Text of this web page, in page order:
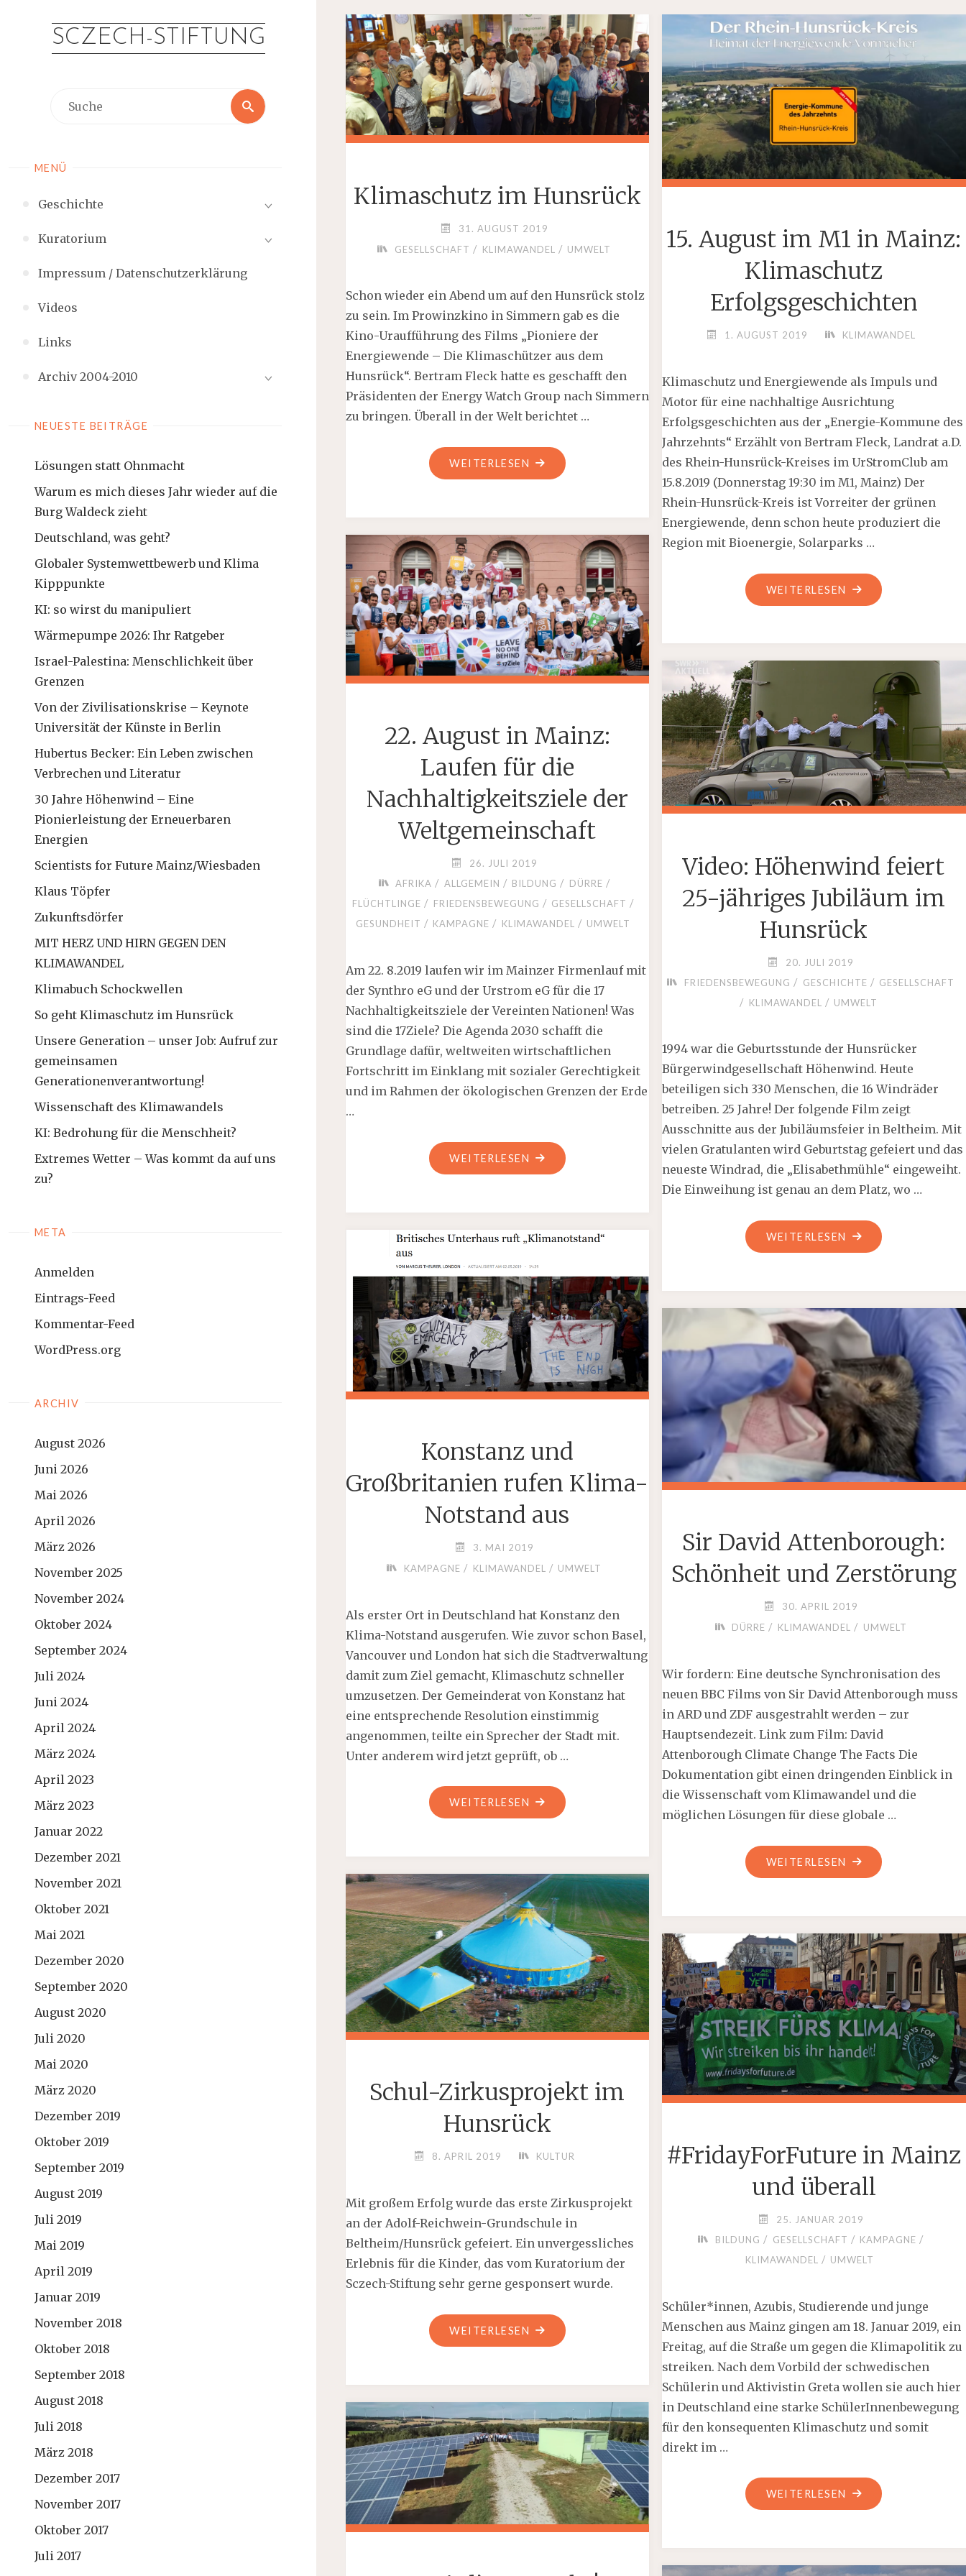
springenSCZECH-STIFTUNG
Suche
Suche
MENÜ
Geschichte
Kuratorium
Impressum / Datenschutzerklärung
Videos
Links
Archiv 2004-2010
NEUESTE BEITRÄGE
Lösungen statt Ohnmacht
Warum es mich dieses Jahr wieder auf die
Burg Waldeck zieht
Deutschland, was geht?
Globaler Systemwettbewerb und Klima
Kipppunkte
KI: so wirst du manipuliert
Wärmepumpe 2026: Ihr Ratgeber
Israel-Palestina: Menschlichkeit über
Grenzen
Von der Zivilisationskrise – Keynote
Universität der Künste in Berlin
Hubertus Becker: Ein Leben zwischen
Verbrechen und Literatur
30 Jahre Höhenwind – Eine
Pionierleistung der Erneuerbaren
Energien
Scientists for Future Mainz/Wiesbaden
Klaus Töpfer
Zukunftsdörfer
MIT HERZ UND HIRN GEGEN DEN
KLIMAWANDEL
Klimabuch Schockwellen
So geht Klimaschutz im Hunsrück
Unsere Generation – unser Job: Aufruf zur
gemeinsamen
Generationenverantwortung!
Wissenschaft des Klimawandels
KI: Bedrohung für die Menschheit?
Extremes Wetter – Was kommt da auf uns
zu?
META
Anmelden
Eintrags-Feed
Kommentar-Feed
WordPress.org
ARCHIV
August 2026
Juni 2026
Mai 2026
April 2026
März 2026
November 2025
November 2024
Oktober 2024
September 2024
Juli 2024
Juni 2024
April 2024
März 2024
April 2023
März 2023
Januar 2022
Dezember 2021
November 2021
Oktober 2021
Mai 2021
Dezember 2020
September 2020
August 2020
Juli 2020
Mai 2020
März 2020
Dezember 2019
Oktober 2019
September 2019
August 2019
Juli 2019
Mai 2019
April 2019
Januar 2019
November 2018
Oktober 2018
September 2018
August 2018
Juli 2018
März 2018
Dezember 2017
November 2017
Oktober 2017
Juli 2017
Klimaschutz im Hunsrück
31. AUGUST 2019
GESELLSCHAFT / KLIMAWANDEL / UMWELT
Schon wieder ein Abend um auf den Hunsrück stolz
zu sein. Im Prowinzkino in Simmern gab es die
Kino-Uraufführung des Films „Pioniere der
Energiewende – Die Klimaschützer aus dem
Hunsrück“. Bertram Fleck hatte es geschafft den
Präsidenten der Energy Watch Group nach Simmern
zu bringen. Überall in der Welt berichtet …
WEITERLESEN "KLIMASCHUTZ
IM
15. August im M1 in Mainz:
Klimaschutz
Erfolgsgeschichten
1. AUGUST 2019 KLIMAWANDEL
Klimaschutz und Energiewende als Impuls und
Motor für eine nachhaltige Ausrichtung
Erfolgsgeschichten aus der „Energie-Kommune des
Jahrzehnts“ Erzählt von Bertram Fleck, Landrat a.D.
des Rhein-Hunsrück-Kreises im UrStromClub am
15.8.2019 (Donnerstag 19:30 im M1, Mainz) Der
Rhein-Hunsrück-Kreis ist Vorreiter der grünen
Energiewende, denn schon heute produziert die
Region mit Bioenergie, Solarparks …
WEITERLESEN "15.
AUGUST
MAINZ:
KLIMASCHUTZ
22. August in Mainz:
Laufen für die
Nachhaltigkeitsziele der
Weltgemeinschaft
26. JULI 2019
AFRIKA / ALLGEMEIN / BILDUNG / DÜRRE /
FLÜCHTLINGE / FRIEDENSBEWEGUNG / GESELLSCHAFT /
GESUNDHEIT / KAMPAGNE / KLIMAWANDEL / UMWELT
Am 22. 8.2019 laufen wir im Mainzer Firmenlauf mit
der Synthro eG und der Urstrom eG für die 17
Nachhaltigkeitsziele der Vereinten Nationen! Was
sind die 17Ziele? Die Agenda 2030 schafft die
Grundlage dafür, weltweiten wirtschaftlichen
Fortschritt im Einklang mit sozialer Gerechtigkeit
und im Rahmen der ökologischen Grenzen der Erde
…
WEITERLESEN "22.
AUGUST
LAUFEN
DIE
NACHHALTIGKEITSZIELE
DER
WELTGEMEINSCHAFT"
Video: Höhenwind feiert
25-jähriges Jubiläum im
Hunsrück
20. JULI 2019
FRIEDENSBEWEGUNG / GESCHICHTE / GESELLSCHAFT
/ KLIMAWANDEL / UMWELT
1994 war die Geburtsstunde der Hunsrücker
Bürgerwindgesellschaft Höhenwind. Heute
beteiligen sich 330 Menschen, die 16 Windräder
betreiben. 25 Jahre! Der folgende Film zeigt
Ausschnitte aus der Jubiläumsfeier in Beltheim. Mit
vielen Gratulanten wird Geburtstag gefeiert und das
neueste Windrad, die „Elisabethmühle“ eingeweiht.
Die Einweihung ist genau an dem Platz, wo …
WEITERLESEN "VIDEO:
HÖHENWIND
JÄHRIGES
JUBILÄUM
IM
HUNSRÜCK"
Konstanz und
Großbritanien rufen Klima-
Notstand aus
3. MAI 2019
KAMPAGNE / KLIMAWANDEL / UMWELT
Als erster Ort in Deutschland hat Konstanz den
Klima-Notstand ausgerufen. Wie zuvor schon Basel,
Vancouver und London hat sich die Stadtverwaltung
damit zum Ziel gemacht, Klimaschutz schneller
umzusetzen. Der Gemeinderat von Konstanz hat
eine entsprechende Resolution einstimmig
angenommen, teilte ein Sprecher der Stadt mit.
Unter anderem wird jetzt geprüft, ob …
WEITERLESEN "KONSTANZ
UND
LIMA-N
OTSTAND A
US"
Sir David Attenborough:
Schönheit und Zerstörung
30. APRIL 2019
DÜRRE / KLIMAWANDEL / UMWELT
Wir fordern: Eine deutsche Synchronisation des
neuen BBC Films von Sir David Attenborough muss
in ARD und ZDF ausgestrahlt werden – zur
Hauptsendezeit. Link zum Film: David
Attenborough Climate Change The Facts Die
Dokumentation gibt einen dringenden Einblick in
die Wissenschaft vom Klimawandel und die
möglichen Lösungen für diese globale …
WEITERLESEN "SIR
DAVID
UND
ZERSTÖRUNG"
Schul-Zirkusprojekt im
Hunsrück
8. APRIL 2019 KULTUR
Mit großem Erfolg wurde das erste Zirkusprojekt
an der Adolf-Reichwein-Grundschule in
Beltheim/Hunsrück gefeiert. Ein unvergessliches
Erlebnis für die Kinder, das vom Kuratorium der
Sczech-Stiftung sehr gerne gesponsert wurde.
WEITERLESEN "SCHUL-
ZIRKUSPROJEKT
#FridayForFuture in Mainz
und überall
25. JANUAR 2019
BILDUNG / GESELLSCHAFT / KAMPAGNE /
KLIMAWANDEL / UMWELT
Schüler*innen, Azubis, Studierende und junge
Menschen aus Mainz gingen am 18. Januar 2019, ein
Freitag, auf die Straße um gegen die Klimapolitik zu
streiken. Nach dem Vorbild der schwedischen
Schülerin und Aktivistin Greta wollen sie auch hier
in Deutschland eine starke SchülerInnenbewegung
für den konsequenten Klimaschutz und somit
direkt im …
WEITERLESEN
IN
ÜBERALL"